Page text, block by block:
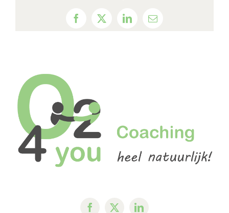
Facebook
X LinkedIn
E-